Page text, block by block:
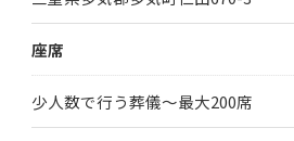
座席
少人数で行う葬儀～最大200席